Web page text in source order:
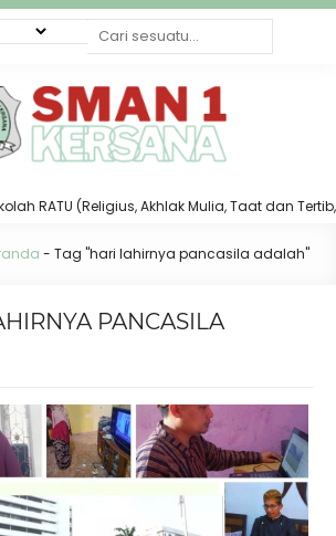
RATU (Religius, Akhlak Mulia, Taat dan Tertib,
- Tag "hari lahirnya pancasila adalah"
PANCASILA